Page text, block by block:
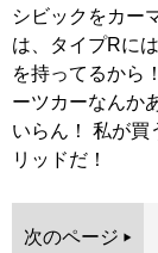
シビックをカー
は、タイプRに
を持ってるから
ーツカーなんか
いらん！ 私が買
リッドだ！
次のページ